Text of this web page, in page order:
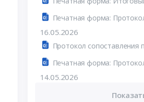
16.05.2026
Протокол сопоставления
14.05.2026